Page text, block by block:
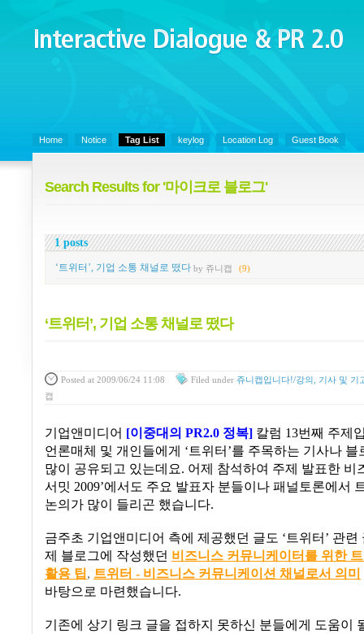
Interactive Dialogue &
PR 2.0
Home Notice Tag List keylog Location Log Guest Book
Search Results for '마이크로 블로그'
1 posts
‘트위터’, 기업 소통 채널로 떴다 by 쥬니캡 (9)
‘트위터’, 기업 소통 채널로 떴다
Posted at 2009/06/24 11:08 Filed under 쥬니캡입니다!/강의, 기사 및 기
캡
기업앤미디어 [이중대의 PR2.0 정복] 칼럼 13번째 주제
언론매체 및 개인들에게 ‘트위터 ’를 주목하는 기사나 블
많이 공유되고 있는데요. 어제 참석하여 주제 발표한 비
서밋 2009’에서도 주요 발표자 분들이나 패널토론에서
논의가 많이 들리곤 했습니다.
금주초 기업앤미디어 측에 제공했던 글도 ‘트위터 ’ 관련
제 블로그에 작성했던 비즈니스 커뮤니케이터를 위한
활용 팁, 트위터 - 비즈니스 커뮤니케이션 채널로서 의미
바탕으로 마련했습니다.
기존에 상기 링크 글을 접하지 못하신 분들에게 도움이